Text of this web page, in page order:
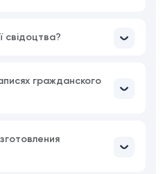
свідоцтва?
гражданского